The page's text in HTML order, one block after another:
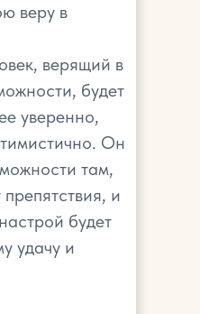
веру в
верящий в
будет
уверенно,
Он
там,
препятствия, и
будет
удачу и